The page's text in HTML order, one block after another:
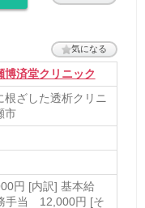
気になる
済堂クリニック
根ざした透析クリニ
市
円 [内訳] 基本給
手当 12,000円 [そ